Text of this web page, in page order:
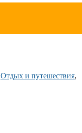
Отдых и путешествия,